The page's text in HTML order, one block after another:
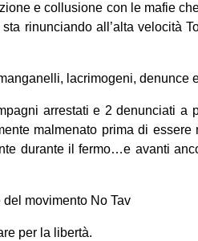
e collusione con le mafie
rinunciando all’alta velocità
lacrimogeni, denunce
arrestati e 2 denunciati a
malmenato prima di
durante il fermo…e avanti
movimento No Tav
per la libertà.